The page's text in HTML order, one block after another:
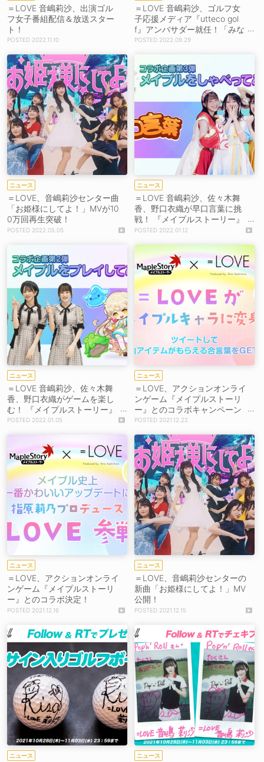
＝LOVE 音嶋莉沙、出演ゴル
フ女子番組配信＆放送スター
ト！
2022.11.10
＝LOVE 音嶋莉沙、ゴルフ女
子応援メディア『utteco gol
f』アンバサダー就任！「みな
さんと一緒にゴルフを学ん
2022.09.29
ニュース
＝LOVE、音嶋莉沙センター曲
「お姫様にしてよ！」MVが10
0万回再生突破！
2022.05.05
ニュース
＝LOVE 音嶋莉沙、佐々木舞
香、野口衣織が早口言葉に挑
戦！ 『メイプルストーリー』
コラボ動画公開
2022.01.12
ニュース
＝LOVE 音嶋莉沙、佐々木舞
香、野口衣織がゲームを楽し
む！ 『メイプルストーリー』
コラボ動画公開
2022.01.05
ニュース
＝LOVE、アクションオンライ
ンゲーム『メイプルストーリ
ー』とのコラボキャンペーン
第1弾スタート！
2021.12.22
ニュース
＝LOVE、アクションオンライ
ンゲーム『メイプルストーリ
ー』とのコラボ決定！
2021.12.16
ニュース
＝LOVE、音嶋莉沙センターの
新曲「お姫様にしてよ！」MV
公開！
2021.12.15
ニュース ニュース